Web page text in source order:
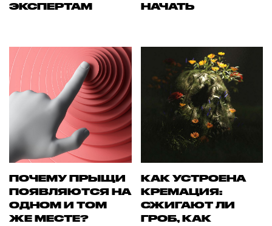
ЭКСПЕРТАМ
НАЧАТЬ
ПОЧЕМУ ПРЫЩИ
ПОЯВЛЯЮТСЯ НА
ОДНОМ И ТОМ
ЖЕ МЕСТЕ?
КАК УСТРОЕНА
КРЕМАЦИЯ:
СЖИГАЮТ ЛИ
ГРОБ, КАК